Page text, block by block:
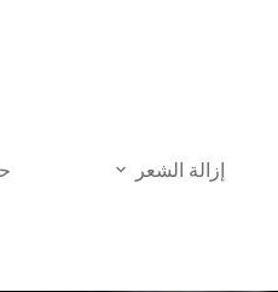
إزالة الشعر